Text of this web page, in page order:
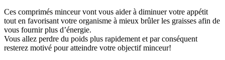
Ces comprimés minceur vont vous aider à diminuer votre appétit
tout en favorisant votre organisme à mieux brûler les graisses afin de
vous fournir plus d’énergie.
Vous allez perdre du poids plus rapidement et par conséquent
resterez motivé pour atteindre votre objectif minceur!